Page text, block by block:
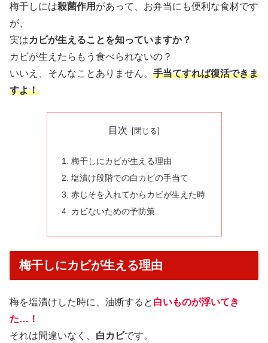
梅干しには殺菌作用 があって、お弁当にも便利な食材です
が、
実はカビが生えることを知っていますか？
カビが生えたらもう食べられないの？
いいえ、そんなことありません。 手当てすれば復活できま
すよ！
目次
梅干しにカビが生える理由
塩漬け段階での白カビの手当て
赤じそを入れてからカビが生えた時
カビないための予防策
梅干しにカビが生える理由
梅を塩漬けした時に、油断すると 白いものが浮いてき
た…！
それは間違いなく、 白カビです。